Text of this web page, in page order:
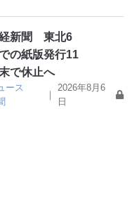
新聞 東北6
の紙版発行11
で休止へ
ース
｜
2026年8月6
日